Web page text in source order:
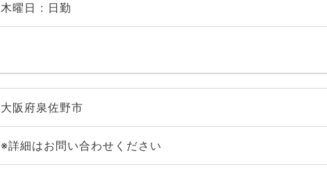
木曜日 : 日勤
大阪府泉佐野市
※詳細はお問い合わせください